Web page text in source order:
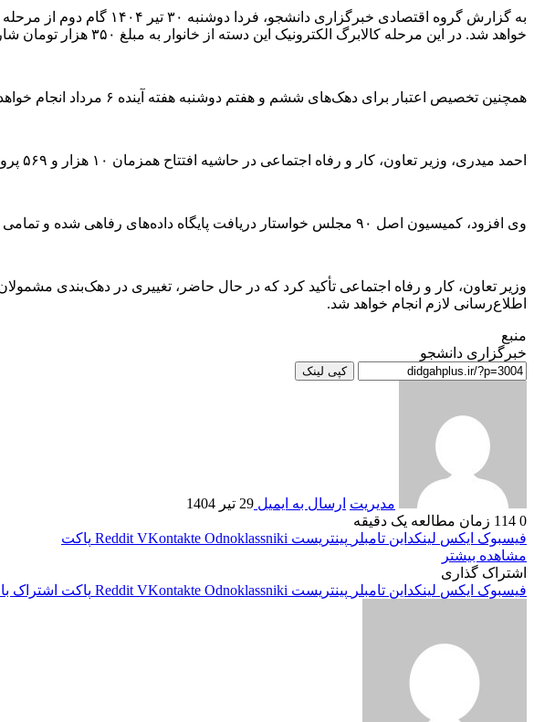
به گزارش گروه اقتصادی
خواهد شد. در این مرحله کالابرگ الکترونیک این دسته از خانوار به مبلغ ۳۵۰ هزار تومان شارژ می‌شود.
همچنین تخصیص اعتبار برای دهک‌های ششم و هفتم دوشنبه هفته آینده ۶ مرداد انجام خواهد شد.
احمد میدری، وزیر تعاون، کار و رفاه اجتماعی در حاشیه افتتاح همزمان ۱۰ هزار و ۵۶۹ پروژه بهزیستی گفت، اطلاعات اقتصادی و رفاهی خانوار‌ها هر ۶ ماه یک‌بار به‌صورت سازمان‌یافته بروز رسانی می‌شود.
وی افزود، کمیسیون اصل ۹۰ مجلس خواستار دریافت پایگاه داده‌های رفاهی شده و تمامی دستگاه‌ها برای ارائه اطلاعات فراخوانده شده‌اند.
اطلاع‌رسانی لازم انجام خواهد شد.
منبع
خبرگزاری دانشجو
کپی لینک
مدیریت ارسال به ایمیل 29 تیر 1404
0
زمان مطالعه یک دقیقه
فیسبوک ایکس لینکداین تامبلر پینتریست Reddit VKontakte Odnoklassniki
پاکت
مشاهده بیشتر
اشتراک گذاری
فیسبوک ایکس لینکداین تامبلر پینتریست Reddit VKontakte Odnoklassniki پاکت اشتراک